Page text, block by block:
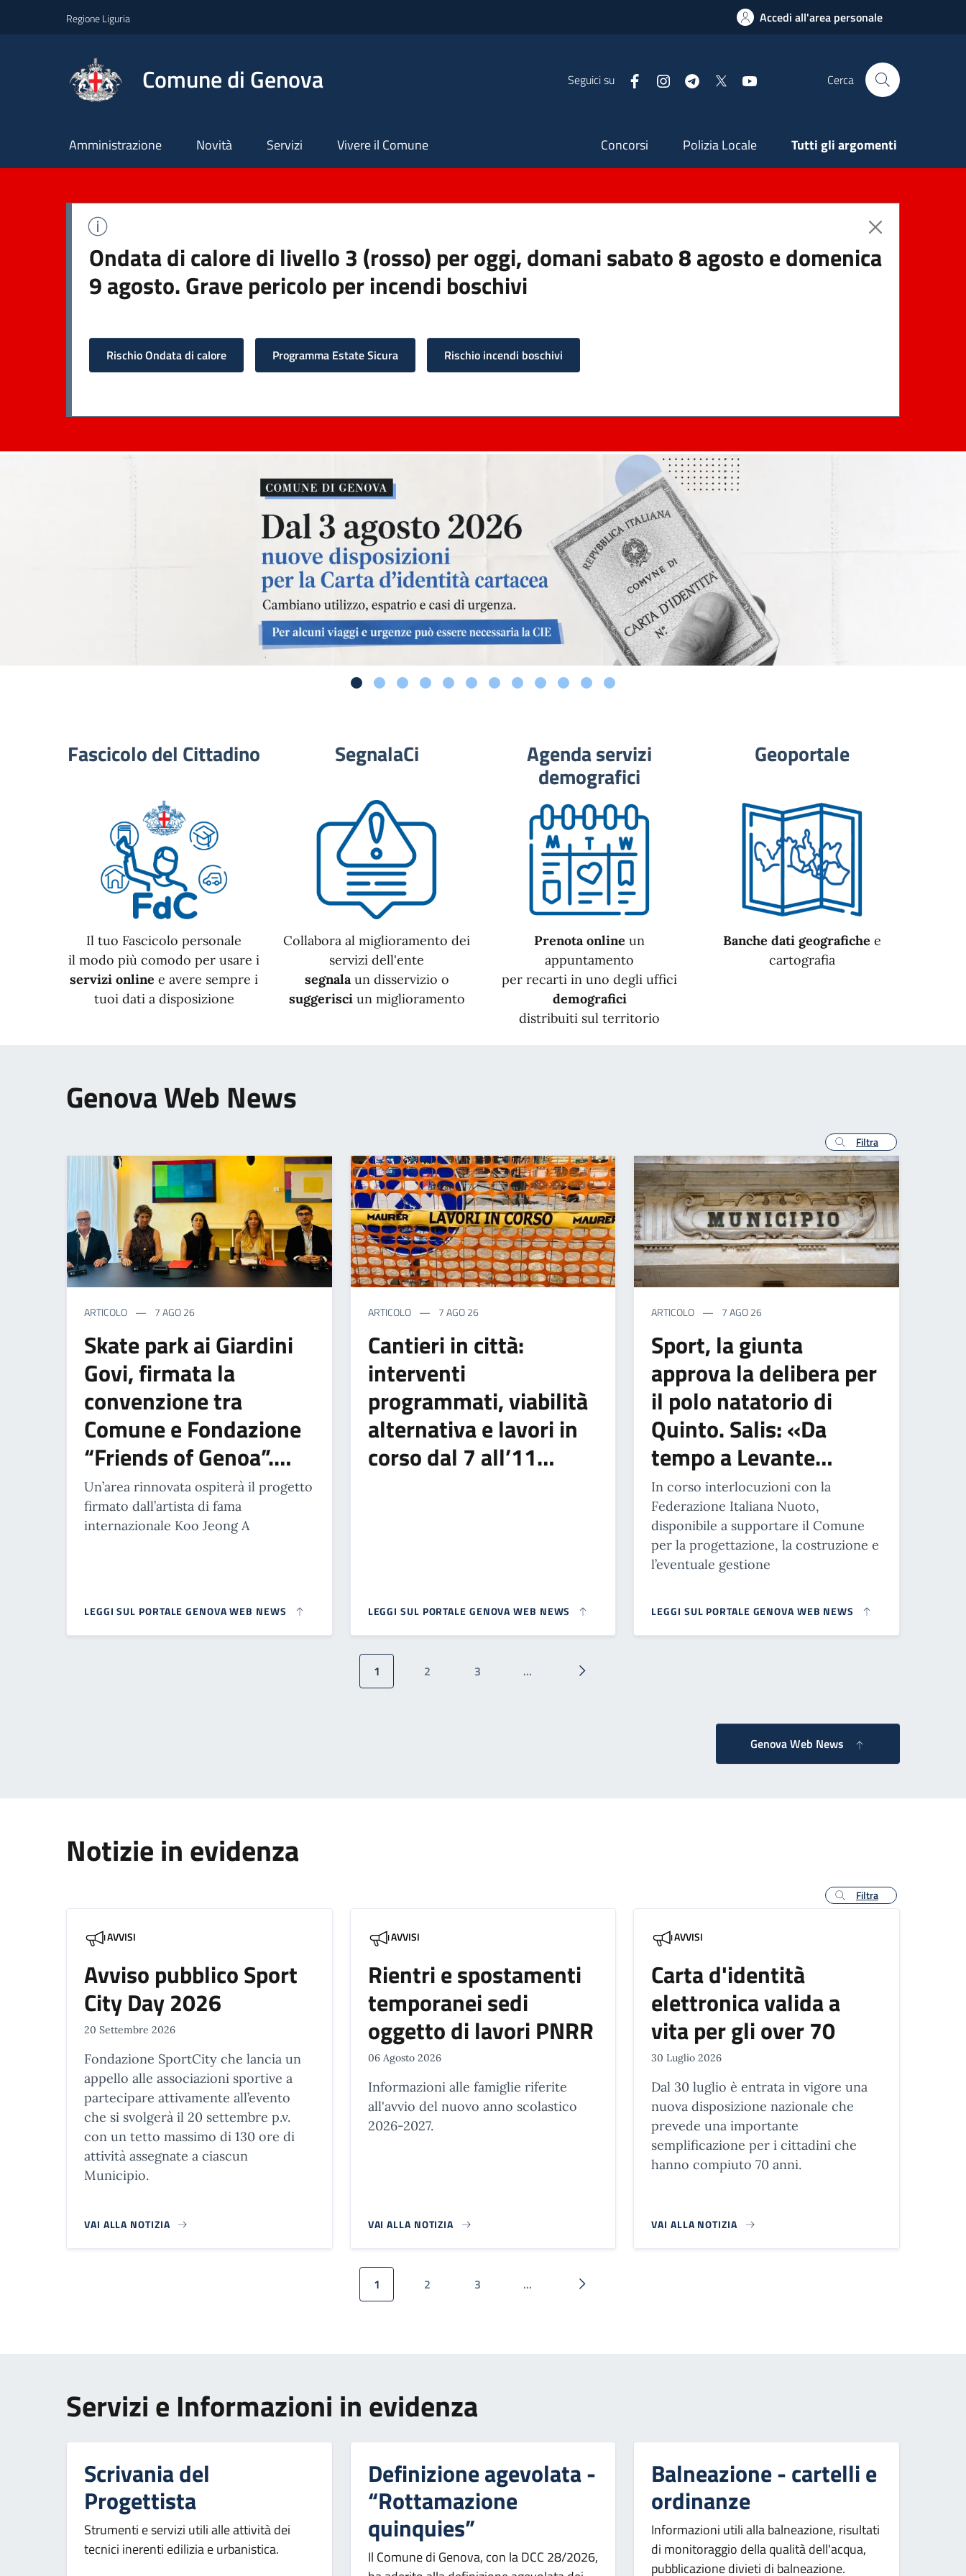
Regione Liguria Accedi all'area personale
Comune di Genova Seguici su FacebookInstagramTelegram Cerca
Principale
Amministrazione Novità Servizi Vivere il Comune Secondaria
Concorsi Polizia Locale Tutti gli argomenti
Ondata di calore di livello 3 (rosso) per oggi, domani sabato 8 agosto e domenica
9 agosto. Grave pericolo per incendi boschivi
Rischio Ondata di calore Programma Estate Sicura Rischio incendi boschivi
Fascicolo del Cittadino
Il tuo Fascicolo personale
il modo più comodo per usare i
servizi online e avere sempre i
tuoi dati a disposizione
SegnalaCi
Collabora al miglioramento dei
servizi dell'ente
segnalaun disservizio o
suggerisciun miglioramento
Agenda servizi
demografici
Prenota online un
appuntamento
per recarti in uno degli uffici
demografici
distribuiti sul territorio
Geoportale
Banche dati geografiche e
cartografia
Genova Web News
Filtra
ARTICOLO 7 AGO 26
Skate park ai Giardini
Govi, firmata la
convenzione tra
Comune e Fondazione
“Friends of Genoa”.…
Un’area rinnovata ospiterà il progetto
firmato dall’artista di fama
internazionale Koo Jeong A
LEGGI SUL PORTALE GENOVA WEB NEWS
ARTICOLO 7 AGO 26
Cantieri in città:
interventi
programmati, viabilità
alternativa e lavori in
corso dal 7 all’11…
LEGGI SUL PORTALE GENOVA WEB NEWS
ARTICOLO 7 AGO 26
Sport, la giunta
approva la delibera per
il polo natatorio di
Quinto. Salis: «Da
tempo a Levante…
In corso interlocuzioni con la
Federazione Italiana Nuoto,
disponibile a supportare il Comune
per la progettazione, la costruzione e
l’eventuale gestione
LEGGI SUL PORTALE GENOVA WEB NEWS
Pagina attuale
1 Pagina
2 Pagina
3 … Pagina successiva
Genova Web News
Notizie in evidenza
Filtra
AVVISI
Avviso pubblico Sport
City Day 2026
20 Settembre 2026
Fondazione SportCity che lancia un
appello alle associazioni sportive a
partecipare attivamente all’evento
che si svolgerà il 20 settembre p.v.
con un tetto massimo di 130 ore di
attività assegnate a ciascun
Municipio.
VAI ALLA NOTIZIA
AVVISI
Rientri e spostamenti
temporanei sedi
oggetto di lavori PNRR
06 Agosto 2026
Informazioni alle famiglie riferite
all'avvio del nuovo anno scolastico
2026-2027.
VAI ALLA NOTIZIA
AVVISI
Carta d'identità
elettronica valida a
vita per gli over 70
30 Luglio 2026
Dal 30 luglio è entrata in vigore una
nuova disposizione nazionale che
prevede una importante
semplificazione per i cittadini che
hanno compiuto 70 anni.
VAI ALLA NOTIZIA
Pagina attuale
1 Pagina
2 Pagina
3 … Pagina successiva
Servizi e Informazioni in evidenza
Scrivania del
Progettista
Strumenti e servizi utili alle attività dei
tecnici inerenti edilizia e urbanistica.
Definizione agevolata -
“Rottamazione
quinquies”
Il Comune di Genova, con la DCC 28/2026,
Balneazione - cartelli e
ordinanze
Informazioni utili alla balneazione, risultati
di monitoraggio della qualità dell'acqua,
pubblicazione divieti di balneazione.